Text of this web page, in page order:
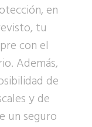
en
tu
con el
Además,
de
y de
un seguro